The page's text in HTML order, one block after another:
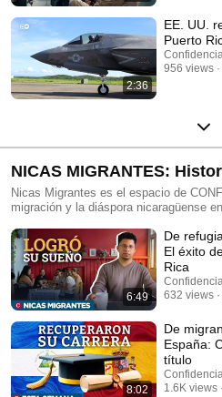
2:36
EE. UU.
Puerto
956 views
NICAS MIGRANTES:
nicaragüenses en el
Nicas Migrantes es el espacio de
migración y la diáspora nicaragüense
nicas migrantes en Costa Rica,
del mundo. Cubrimos el exilio, las
e historias que inspiran de los
6:49
De
El éxito
Rica
632 views
8:02
De
España:
título
1.6K views